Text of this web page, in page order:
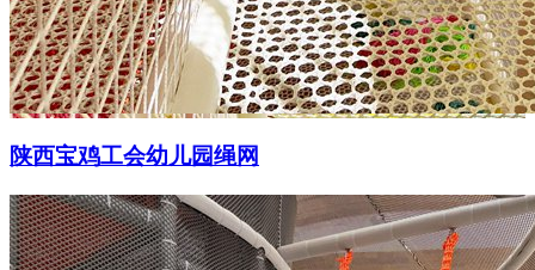
陕西宝鸡工会幼儿园绳网